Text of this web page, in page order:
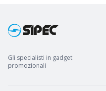
Gli specialisti in gadget
promozionali